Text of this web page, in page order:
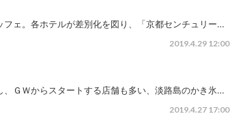
ェ。各ホテルが差別化を図り、「京都センチュリー…
2019.4.29 12:00
ＧＷからスタートする店舗も多い、淡路島のかき氷…
2019.4.27 17:00